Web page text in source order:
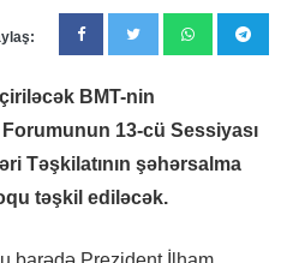
BMT-nin
13-cü Sessiyası
Təşkilatının şəhərsalma
təşkil ediləcək.